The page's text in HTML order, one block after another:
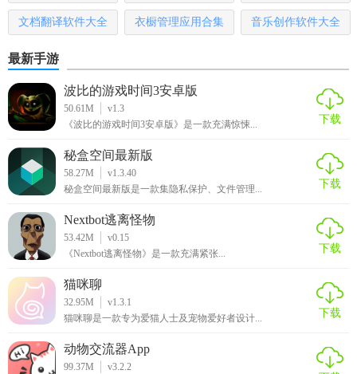
1. 全面性：覆盖全球主要联赛和赛事，数据丰富且全面。
更精准的决策。
3. 易用性：界面友好，操作简便，适合各水平用户。
4. 实时更新：确保用户获取的数据始终是最新的，保持竞争
力。
【球探数据测评】
球探数据软件凭借其强大的数据处理能力、丰富的功能以及
直观的界面设计，在同类软件中脱颖而出。无论是对于专业
教练团队进行战术布置，还是个人球迷追踪偶像表现，都是
一款不可多得的好工具。其提供的多维度分析功能，让每位
用户都能从多个角度深入理解球员和比赛，极大地提升了体
育分析和讨论的深度与广度。
文档翻译软件大全 衣橱管理应用合集 音乐创作软件大全
最新手游
波比的游戏时间3安卓版
50.61M
v1.3
《波比的游戏时间3安卓版》是一款充满惊悚...
下载
秘盒空间最新版
58.27M
v1.3.40
秘盒空间最新版是一款集隐私保护、文件管理...
下载
Nextbot逃离怪物
53.42M
v0.15
《Nextbot逃离怪物》是一款充满紧张...
下载
猫咪聊
32.95M
v1.3.1
猫咪聊是一款专为爱猫人士及宠物爱好者设计...
下载
动物交流器App
99.37M
v3.2.2